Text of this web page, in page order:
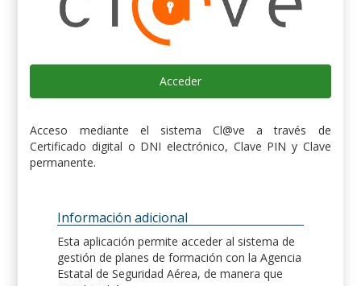
Acceder
Acceso mediante el sistema Cl@ve a través de
Certificado digital o DNI electrónico, Clave PIN y Clave
permanente.
Información adicional
Esta aplicación permite acceder al sistema de
gestión de planes de formación con la Agencia
Estatal de Seguridad Aérea, de manera que